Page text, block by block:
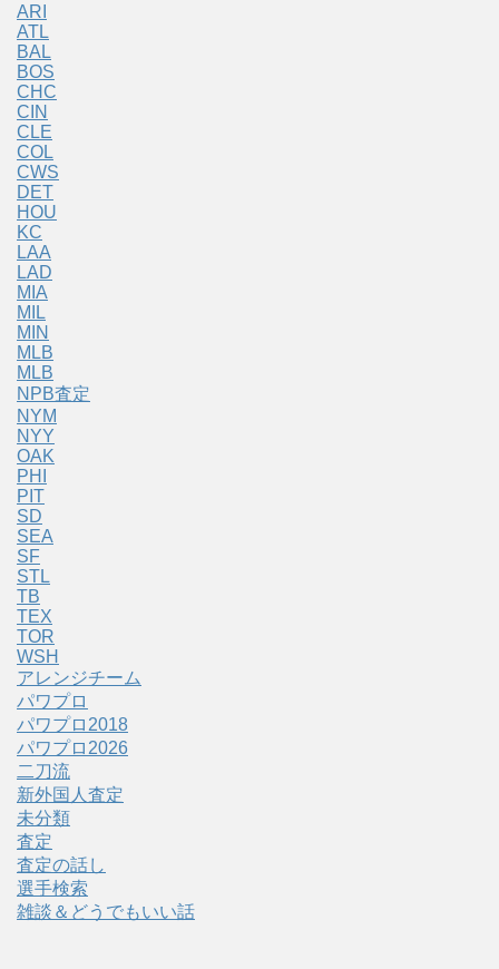
ARI
ATL
BAL
BOS
CHC
CIN
CLE
COL
CWS
DET
HOU
KC
LAA
LAD
MIA
MIL
MIN
MLB
MLB
NPB査定
NYM
NYY
OAK
PHI
PIT
SD
SEA
SF
STL
TB
TEX
TOR
WSH
アレンジチーム
パワプロ
パワプロ2018
パワプロ2026
二刀流
新外国人査定
未分類
査定
査定の話し
選手検索
雑談＆どうでもいい話